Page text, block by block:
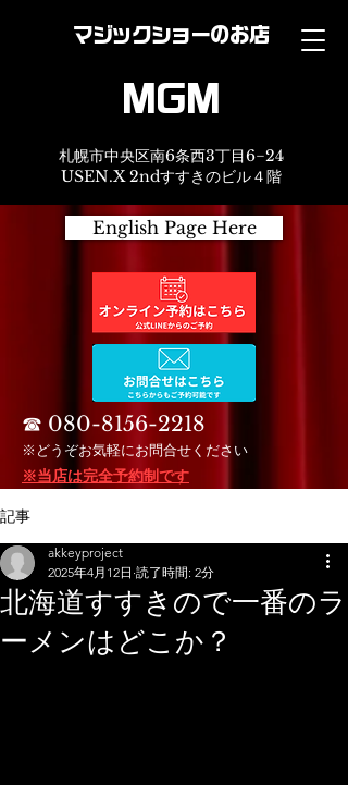
マジックショーのお店
MGM
札幌市中央区南6条西3丁目6−24
USEN.X 2ndすすきのビル４階
English Page Here
☎︎ 080-8156-2218
※どうぞお気軽にお問合せください
※当店は完全予約制です
記事
北海道すすきので一番のラ
ーメンはどこか？
akkeyproject
2025年4月12日 読了時間: 2分